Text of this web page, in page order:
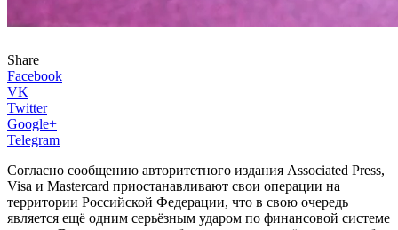
Share
Facebook
VK
Twitter
Google+
Telegram
Согласно сообщению авторитетного издания Associated Press,
Visa и Mastercard приостанавливают свои операции на
территории Российской Федерации, что в свою очередь
является ещё одним серьёзным ударом по финансовой системе